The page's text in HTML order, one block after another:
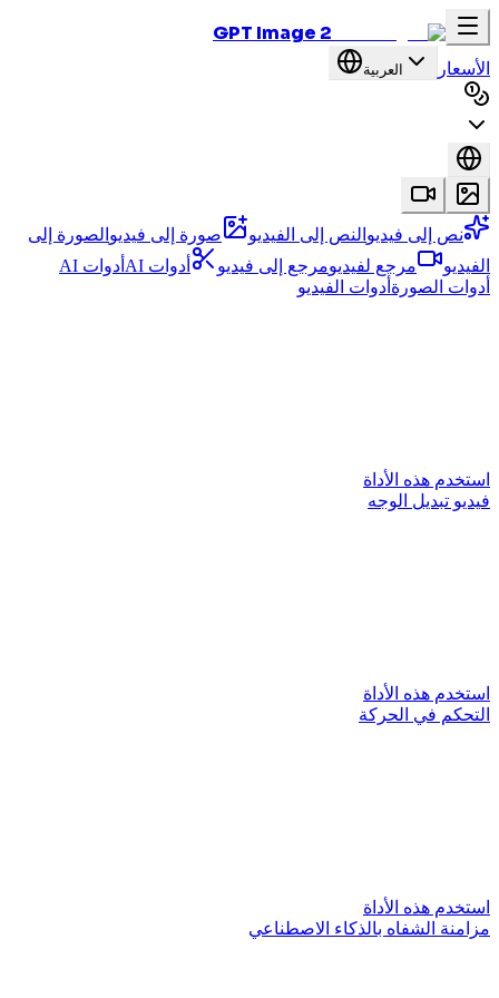
GPT Image 2
الأسعار العربية
نص إلى فيديو النص إلى الفيديو صورة إلى فيديو الصورة إلى
الفيديو
مرجع لفيديومرجع إلى فيديو أدوات AI
أدوات AI
أدوات الصورة أدوات الفيديو
استخدم هذه الأداة
فيديو تبديل الوجه
استخدم هذه الأداة
التحكم في الحركة
استخدم هذه الأداة
مزامنة الشفاه بالذكاء الاصطناعي